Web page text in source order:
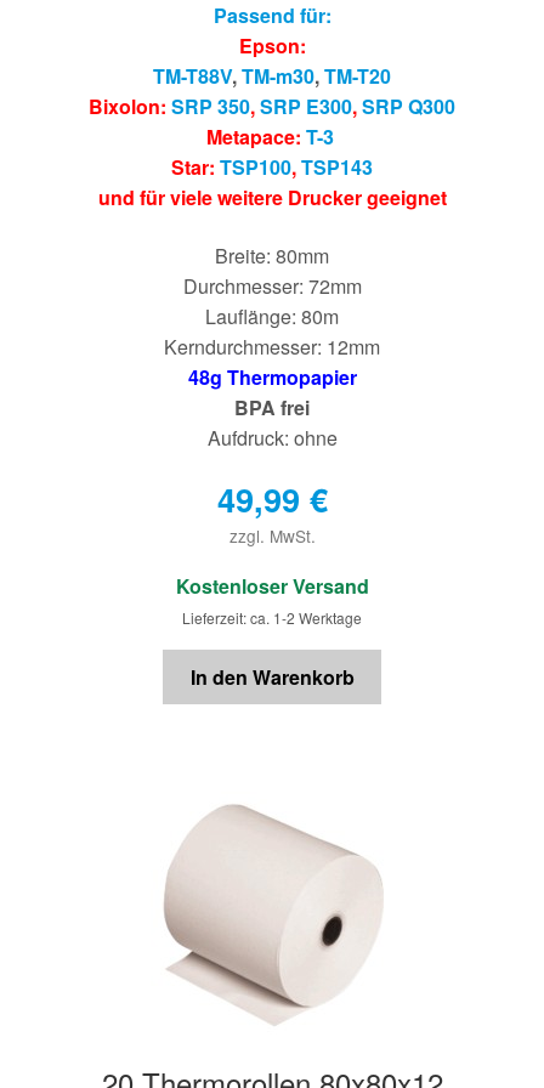
Passend für:
Epson:
TM-T88V,TM-m30,TM-T20
Bixolon: SRP 350,SRP E300,SRP Q300
Metapace: T-3
Star: TSP100,TSP143
und für viele weitere Drucker geeignet
Breite: 80mm
Durchmesser: 72mm
Lauflänge: 80m
Kerndurchmesser: 12mm
48g Thermopapier
BPA frei
Aufdruck: ohne
49,99 €
zzgl. MwSt.
€
Kostenloser Versand
Lieferzeit: ca. 1-2 Werktage
In den Warenkorb